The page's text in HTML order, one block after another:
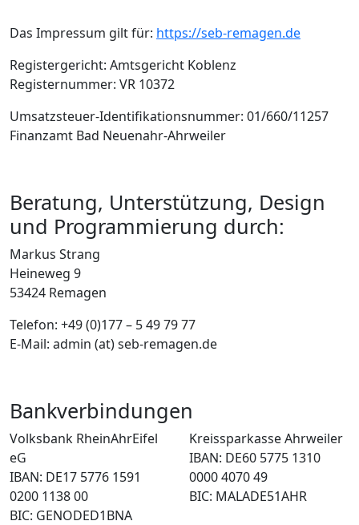
Das Impressum gilt für: https://seb-remagen.de
Registergericht: Amtsgericht Koblenz
Registernummer: VR 10372
Umsatzsteuer-Identifikationsnummer: 01/660/11257
Finanzamt Bad Neuenahr-Ahrweiler
Beratung, Unterstützung, Design
und Programmierung durch:
Markus Strang
Heineweg 9
53424 Remagen
Telefon: +49 (0)177 – 5 49 79 77
E-Mail: admin (at) seb-remagen.de
Bankverbindungen
Volksbank RheinAhrEifel
eG
IBAN: DE17 5776 1591
0200 1138 00
BIC: GENODED1BNA
Kreissparkasse Ahrweiler
IBAN: DE60 5775 1310
0000 4070 49
BIC: MALADE51AHR